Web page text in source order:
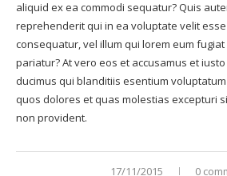
aliquid ex ea commodi sequatur? Quis
reprehenderit qui in ea voluptate velit
consequatur, vel illum qui lorem eum
pariatur? At vero eos et accusamus et
ducimus qui blanditiis esentium
quos dolores et quas molestias excepturi
non provident.
17/11/2015 0